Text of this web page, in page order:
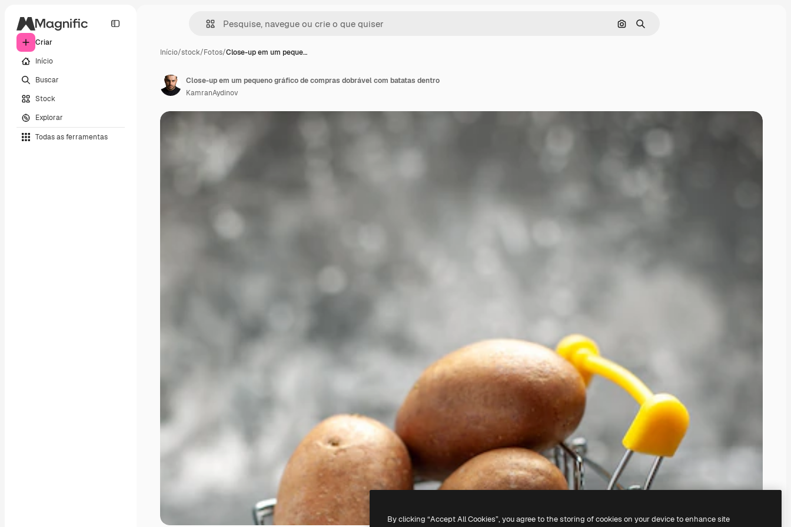
Criar
Início
Buscar
Stock
Explorar
Todas as ferramentas
Pesquisar por imagem
Buscar
Início/stock/Fotos/Close-up em um peque…
Close-up em um pequeno gráfico de compras dobrável com batatas dentro
KamranAydinov
By clicking “Accept All Cookies”, you agree to the storing of cookies on your device to enhance site